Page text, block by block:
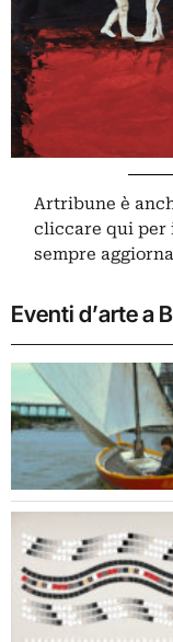
Artribune è
cliccare qui per
sempre
Eventi d’arte a